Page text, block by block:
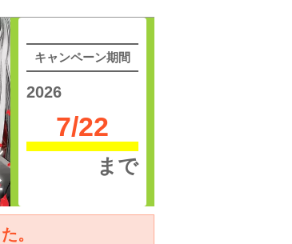
キャンペーン期間
2026
7/22
まで
。